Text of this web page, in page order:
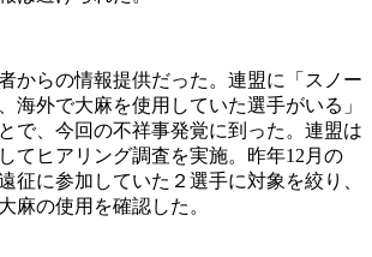
からの情報提供だった­。連盟に「スノー
海外で­大麻を使用していた選手がいる」
で、今回の不祥事発覚に到った。連盟は
てヒアリング調査を実施。昨年12月の
征に参加していた２選手に対象を絞り、
麻の使用を確認した。